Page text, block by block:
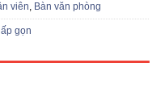
viên, Bàn văn phòng
gọn